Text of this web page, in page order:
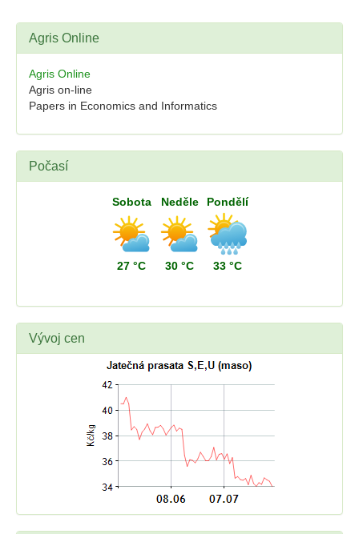
Agris Online
Agris Online
Agris on-line
Papers in Economics and Informatics
Počasí
Sobota
27 °C
Neděle
30 °C
Pondělí
33 °C
Vývoj cen